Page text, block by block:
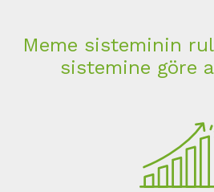
Meme sisteminin
sistemine göre